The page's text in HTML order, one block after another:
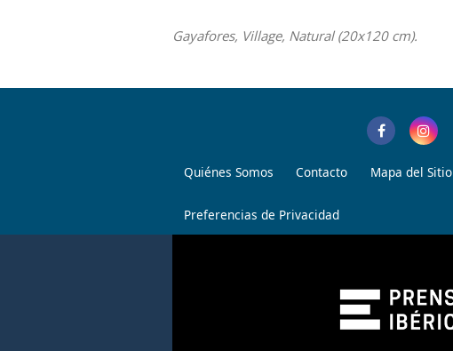
Gayafores, Village, Natural (20x120 cm).
Quiénes Somos Contacto Mapa del Sitio
Preferencias de Privacidad